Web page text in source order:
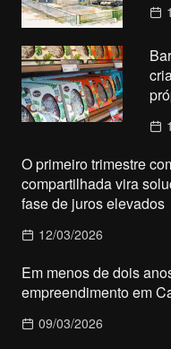
O primeiro trimestre
compartilhada vira
fase de juros elevados
12/03/2026
Em menos de dois
empreendimento em
09/03/2026